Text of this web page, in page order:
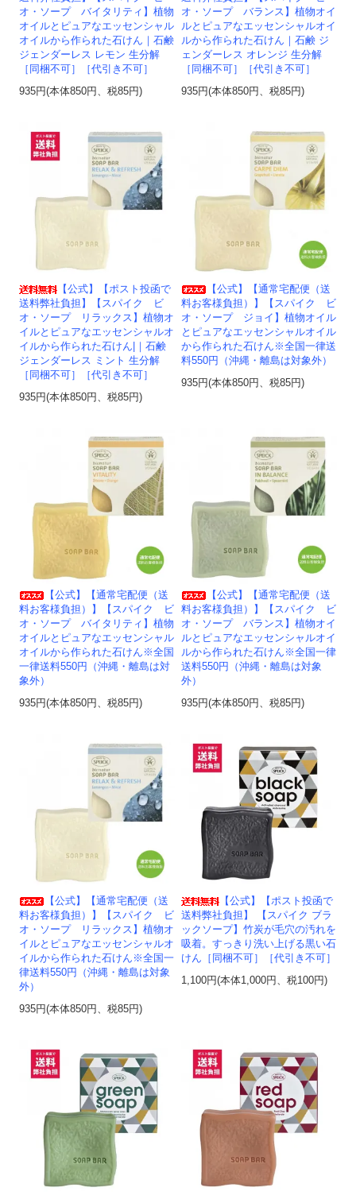
オ・ソープ バイタリティ】植物
オイルとピュアなエッセンシャル
オイルから作られた石けん｜石鹸
ジェンダーレス レモン 生分解
［同梱不可］［代引き不可］
935円(本体850円、税85円)
オ・ソープ バランス】植物オイ
ルとピュアなエッセンシャルオイ
ルから作られた石けん｜石鹸 ジ
ェンダーレス オレンジ 生分解
［同梱不可］［代引き不可］
935円(本体850円、税85円)
【公式】【ポスト投函で
送料弊社負担】【スパイク ビ
オ・ソープ リラックス】植物オ
イルとピュアなエッセンシャルオ
イルから作られた石けん|｜石鹸
ジェンダーレス ミント 生分解
［同梱不可］［代引き不可］
935円(本体850円、税85円)
【公式】【通常宅配便（送
料お客様負担）】【スパイク ビ
オ・ソープ ジョイ】植物オイル
とピュアなエッセンシャルオイル
から作られた石けん※全国一律送
料550円（沖縄・離島は対象外）
935円(本体850円、税85円)
【公式】【通常宅配便（送
料お客様負担）】【スパイク ビ
オ・ソープ バイタリティ】植物
オイルとピュアなエッセンシャル
オイルから作られた石けん※全国
一律送料550円（沖縄・離島は対
象外）
935円(本体850円、税85円)
【公式】【通常宅配便（送
料お客様負担）】【スパイク ビ
オ・ソープ バランス】植物オイ
ルとピュアなエッセンシャルオイ
ルから作られた石けん※全国一律
送料550円（沖縄・離島は対象
外）
935円(本体850円、税85円)
【公式】【通常宅配便（送
料お客様負担）】【スパイク ビ
オ・ソープ リラックス】植物オ
イルとピュアなエッセンシャルオ
イルから作られた石けん※全国一
律送料550円（沖縄・離島は対象
外）
935円(本体850円、税85円)
【公式】【ポスト投函で
送料弊社負担】 【スパイク ブラ
ックソープ】竹炭が毛穴の汚れを
吸着。すっきり洗い上げる黒い石
けん［同梱不可］［代引き不可］
1,100円(本体1,000円、税100円)